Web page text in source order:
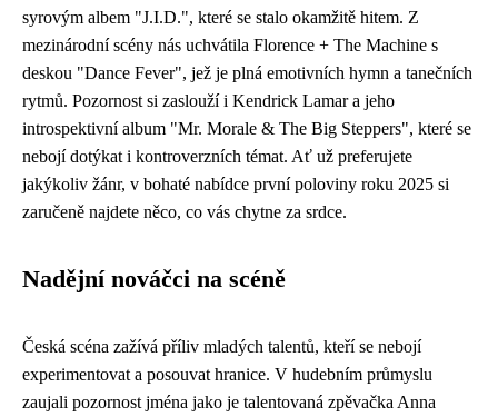
syrovým albem "J.I.D.", které se stalo okamžitě hitem. Z
mezinárodní scény nás uchvátila Florence + The Machine s
deskou "Dance Fever", jež je plná emotivních hymn a tanečních
rytmů. Pozornost si zaslouží i Kendrick Lamar a jeho
introspektivní album "Mr. Morale & The Big Steppers", které se
nebojí dotýkat i kontroverzních témat. Ať už preferujete
jakýkoliv žánr, v bohaté nabídce první poloviny roku 2025 si
zaručeně najdete něco, co vás chytne za srdce.
Nadějní nováčci na scéně
Česká scéna zažívá příliv mladých talentů, kteří se nebojí
experimentovat a posouvat hranice. V hudebním průmyslu
zaujali pozornost jména jako je talentovaná zpěvačka Anna